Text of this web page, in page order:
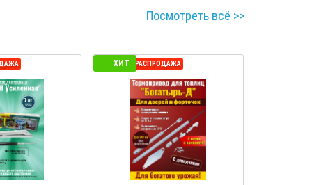
Посмотреть всё >>
ХИТ
СЕЗОННАЯ РАСПРОДАЖА